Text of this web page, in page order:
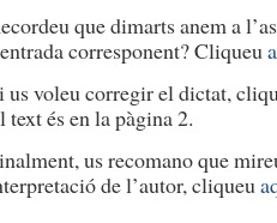
que dimarts anem a
corresponent? Cliqueu
us voleu corregir el dictat,
text és en la pàgina 2.
us recomano que
de l’autor, cliqueu